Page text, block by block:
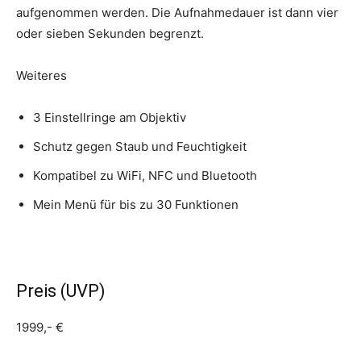
aufgenommen werden. Die Aufnahmedauer ist dann vier
oder sieben Sekunden begrenzt.
Weiteres
3 Einstellringe am Objektiv
Schutz gegen Staub und Feuchtigkeit
Kompatibel zu WiFi, NFC und Bluetooth
Mein Menü für bis zu 30 Funktionen
Preis (UVP)
1999,- €